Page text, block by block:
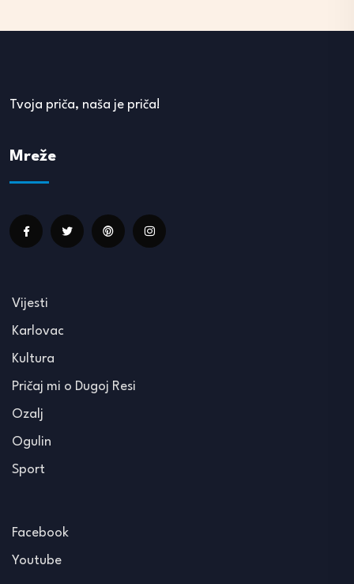
Tvoja priča, naša je priča!
Mreže
Vijesti
Karlovac
Kultura
Pričaj mi o Dugoj Resi
Ozalj
Ogulin
Sport
Facebook
Youtube